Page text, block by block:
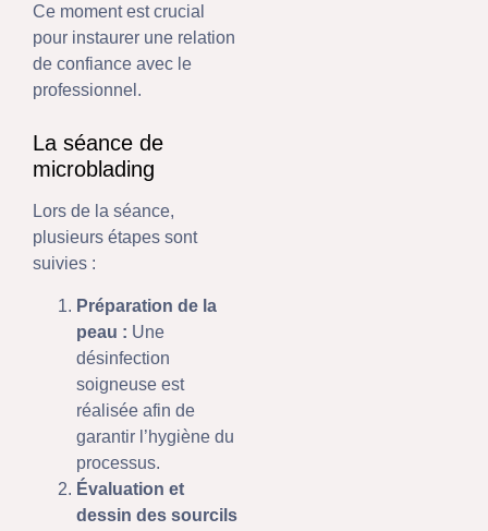
Ce moment est crucial
pour instaurer une relation
de confiance avec le
professionnel.
La séance de
microblading
Lors de la séance,
plusieurs étapes sont
suivies :
Préparation de la
peau : Une
désinfection
soigneuse est
réalisée afin de
garantir l’hygiène du
processus.
Évaluation et
dessin des sourcils